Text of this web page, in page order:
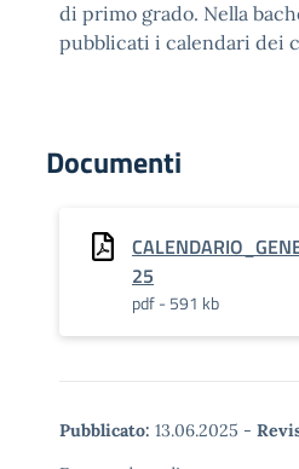
di primo grado. Nella
pubblicati i calendari dei
Documenti
25
pdf - 591 kb
Pubblicato: 13.06.2025 -